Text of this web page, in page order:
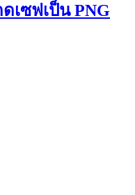
เซฟเป็น PNG